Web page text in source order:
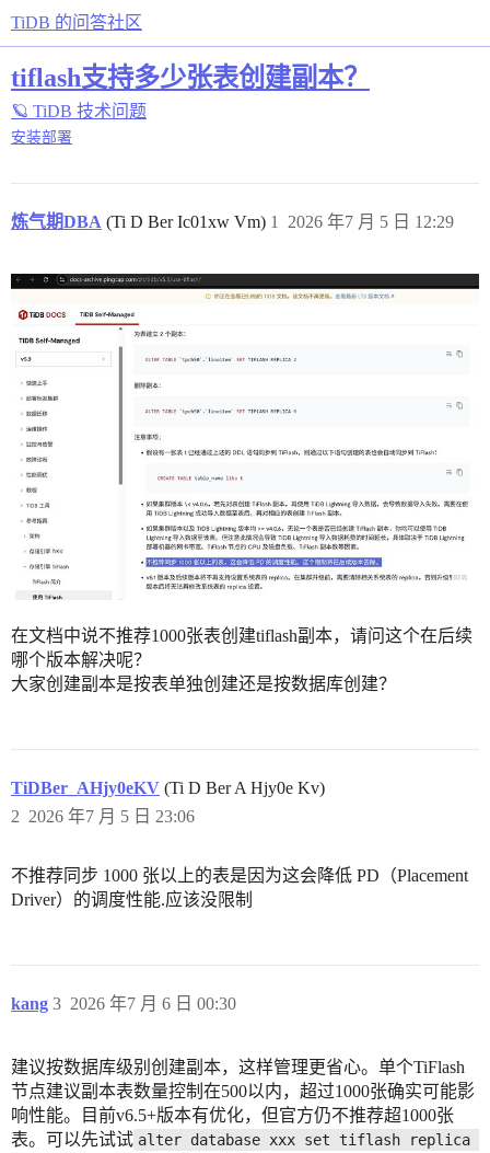
TiDB 的问答社区
tiflash支持多少张表创建副本？
🪐 TiDB 技术问题
安装部署
炼气期DBA (Ti D Ber Ic01xw Vm) 2026 年7 月 5 日 12:29
1
在文档中说不推荐1000张表创建tiflash副本，请问这个在后续
哪个版本解决呢？
大家创建副本是按表单独创建还是按数据库创建？
TiDBer_AHjy0eKV (Ti D Ber A Hjy0e Kv)
2026 年7 月 5 日 23:06
2
不推荐同步 1000 张以上的表是因为这会降低 PD（Placement
Driver）的调度性能.应该没限制
kang 2026 年7 月 6 日 00:30
3
建议按数据库级别创建副本，这样管理更省心。单个TiFlash
节点建议副本表数量控制在500以内，超过1000张确实可能影
响性能。目前v6.5+版本有优化，但官方仍不推荐超1000张
表。可以先试试 alter database xxx set tiflash replica